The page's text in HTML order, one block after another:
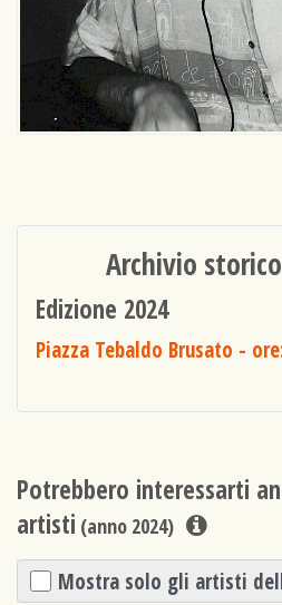
Archivio
Edizione 2024
Piazza Tebaldo Brusato -
Potrebbero interessarti
artisti (anno 2024)
Mostra solo gli artisti